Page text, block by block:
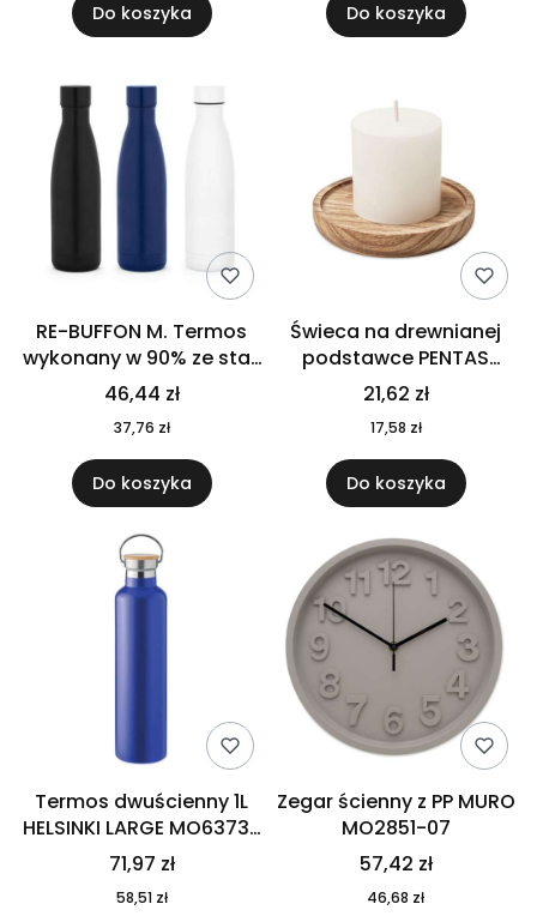
Do koszyka Do koszyka
RE-BUFFON M. Termos
wykonany w 90% ze stali
nierdzewnej
pochodzącej z
recyklingu 520 ml 94294
46,44 zł
37,76 zł
Do koszyka
Świeca na drewnianej
podstawce PENTAS
MO6282-40
21,62 zł
17,58 zł
Do koszyka
Termos dwuścienny 1L
HELSINKI LARGE MO6373-
04
71,97 zł
58,51 zł
Zegar ścienny z PP MURO
MO2851-07
57,42 zł
46,68 zł